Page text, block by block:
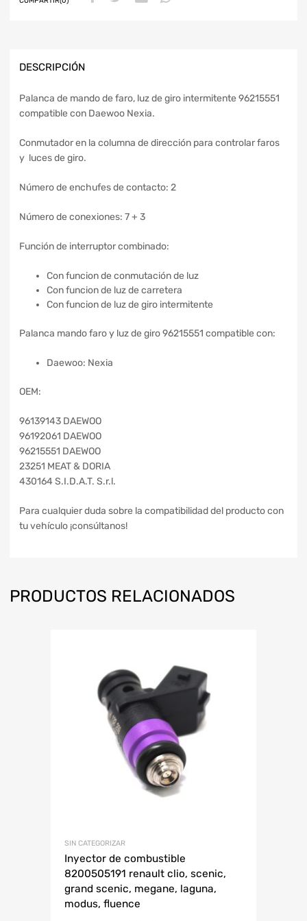
DESCRIPCIÓN
Palanca de mando de faro, luz de giro intermitente 96215551
compatible con Daewoo Nexia.
Conmutador en la columna de dirección para controlar faros
y luces de giro.
Número de enchufes de contacto: 2
Número de conexiones: 7 + 3
Función de interruptor combinado:
Con funcion de conmutación de luz
Con funcion de luz de carretera
Con funcion de luz de giro intermitente
Palanca mando faro y luz de giro 96215551 compatible con:
Daewoo: Nexia
OEM:
96139143 DAEWOO
96192061 DAEWOO
96215551 DAEWOO
23251 MEAT & DORIA
430164 S.I.D.A.T. S.r.l.
Para cualquier duda sobre la compatibilidad del producto con
tu vehículo ¡consúltanos!
PRODUCTOS RELACIONADOS
SIN CATEGORIZAR
Inyector de combustible
8200505191 renault clio, scenic,
grand scenic, megane, laguna,
modus, fluence